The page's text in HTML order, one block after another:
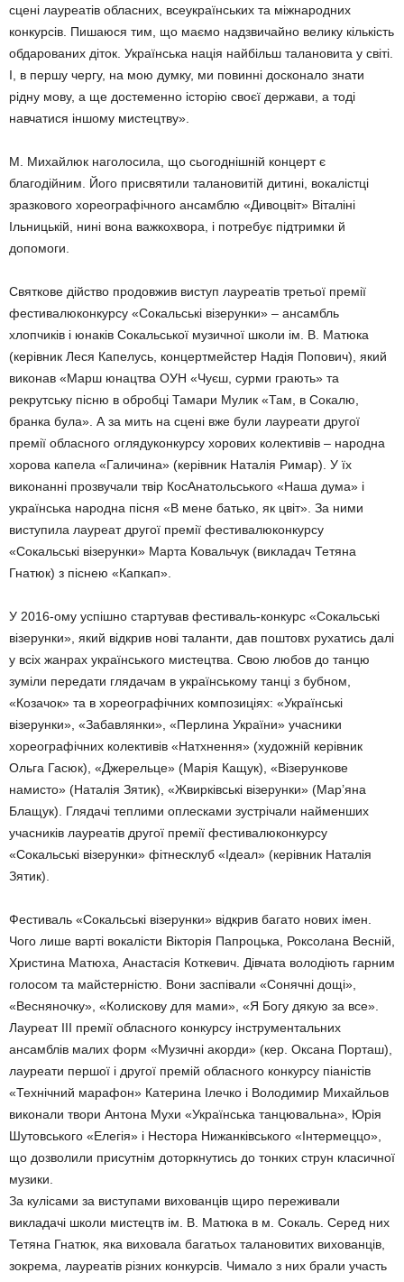
сцені лауреатів обласних, всеукраїнських та міжнародних
конкурсів. Пишаюся тим, що маємо надзвичайно велику кількість
обдарованих діток. Українська нація найбільш талановита у світі.
І, в першу чергу, на мою думку, ми повинні досконало знати
рідну мову, а ще достеменно історію своєї держави, а тоді
навчатися іншому мистецтву».
М. Михайлюк наголосила, що сьогоднішній концерт є
благодійним. Його присвятили талановитій дитині, вокалістці
зразкового хореографічного ансамблю «Дивоцвіт» Віталіні
Ільницькій, нині вона важкохвора, і потребує підтримки й
допомоги.
Святкове дійство продовжив виступ лауреатів третьої премії
фестивалюконкурсу «Сокальські візерунки» – ансамбль
хлопчиків і юнаків Сокальської музичної школи ім. В. Матюка
(керівник Леся Капелусь, концертмейстер Надія Попович), який
виконав «Марш юнацтва ОУН «Чуєш, сурми грають» та
рекрутську пісню в обробці Тамари Мулик «Там, в Сокалю,
бранка була». А за мить на сцені вже були лауреати другої
премії обласного оглядуконкурсу хорових колективів – народна
хорова капела «Галичина» (керівник Наталія Римар). У їх
виконанні прозвучали твір КосАнатольського «Наша дума» і
українська народна пісня «В мене батько, як цвіт». За ними
виступила лауреат другої премії фестивалюконкурсу
«Сокальські візерунки» Марта Ковальчук (викладач Тетяна
Гнатюк) з піснею «Капкап».
У 2016-ому успішно стартував фестиваль-конкурс «Сокальські
візерунки», який відкрив нові таланти, дав поштовх рухатись далі
у всіх жанpах українського мистецтва. Свою любов до танцю
зуміли передати глядачам в українському танці з бубном,
«Козачок» та в хореографічних композиціях: «Українські
візерунки», «Забавлянки», «Перлина України» учасники
хореографічних колективів «Натхнення» (художній керівник
Ольга Гасюк), «Джерельце» (Марія Кащук), «Візерункове
намисто» (Наталія Зятик), «Жвирківські візерунки» (Мар’яна
Блащук). Глядачі теплими оплесками зустрічали найменших
учасників лауреатів другої премії фестивалюконкурсу
«Сокальські візерунки» фітнесклуб «Ідеал» (керівник Наталія
Зятик).
Фестиваль «Сокальські візерунки» відкрив багато нових імен.
Чого лише варті вокалісти Вікторія Папроцька, Роксолана Весній,
Христина Матюха, Анастасія Коткевич. Дівчата володіють гарним
голосом та майстерністю. Вони заспівали «Сонячні дощі»,
«Весняночку», «Колискову для мами», «Я Богу дякую за все».
Лауреат ІІІ премії обласного конкурсу інструментальних
ансамблів малих форм «Музичні акорди» (кер. Оксана Порташ),
лауреати першої і другої премій обласного конкурсу піаністів
«Технічний марафон» Катерина Ілечко і Володимир Михайльов
виконали твори Антона Мухи «Українська танцювальна», Юрія
Шутовського «Елегія» і Нестора Нижанківського «Інтермеццо»,
що дозволили присутнім доторкнутись до тонких струн класичної
музики.
За кулісами за виступами вихованців щиро переживали
викладачі школи мистецтв ім. В. Матюка в м. Сокаль. Серед них
Тетяна Гнатюк, яка виховала багатьох талановитих вихованців,
зокрема, лауреатів різних конкурсів. Чимало з них брали участь